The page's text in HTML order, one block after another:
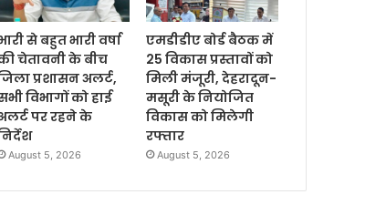
से बहुत भारी वर्षा
चेतावनी के बीच
प्रशासन अलर्ट,
विभागों को हाई
पर रहने के
August 5, 2026
एमडीडीए बोर्ड बैठक में
25 विकास प्रस्तावों को
मिली मंजूरी, देहरादून-
मसूरी के नियोजित
विकास को मिलेगी
रफ्तार
August 5, 2026